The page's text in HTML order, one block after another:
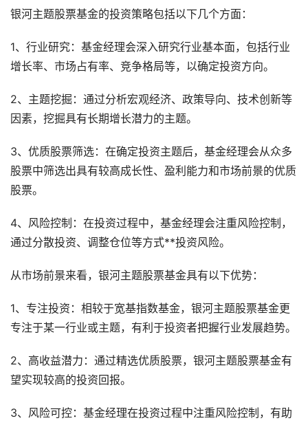
银河主题股票基金的投资策略包括以下几个方面：
1、行业研究：基金经理会深入研究行业基本面，包括行业
增长率、市场占有率、竞争格局等，以确定投资方向。
2、主题挖掘：通过分析宏观经济、政策导向、技术创新等
因素，挖掘具有长期增长潜力的主题。
3、优质股票筛选：在确定投资主题后，基金经理会从众多
股票中筛选出具有较高成长性、盈利能力和市场前景的优质
股票。
4、风险控制：在投资过程中，基金经理会注重风险控制，
通过分散投资、调整仓位等方式**投资风险。
从市场前景来看，银河主题股票基金具有以下优势：
1、专注投资：相较于宽基指数基金，银河主题股票基金更
专注于某一行业或主题，有利于投资者把握行业发展趋势。
2、高收益潜力：通过精选优质股票，银河主题股票基金有
望实现较高的投资回报。
3、风险可控：基金经理在投资过程中注重风险控制，有助